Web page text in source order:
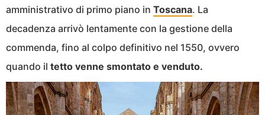
amministrativo di primo piano in Toscana. La
decadenza arrivò lentamente con la gestione della
commenda, fino al colpo definitivo nel 1550, ovvero
quando il tetto venne smontato e venduto.